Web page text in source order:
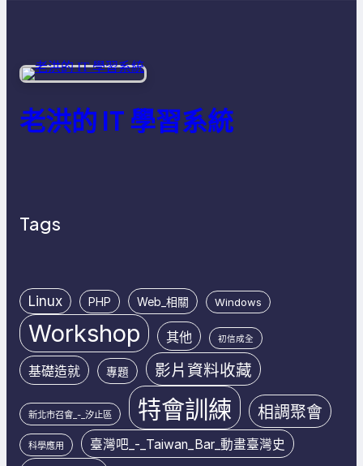
老洪的 IT 學習系統
Tags
Linux PHP Web_相關 Windows
Workshop 其他 初信成全
基礎造就 專題 影片資料收藏
新北市召會_-_汐止區 特會訓練 相調聚會
科學應用 臺灣吧_-_Taiwan_Bar_動畫臺灣史